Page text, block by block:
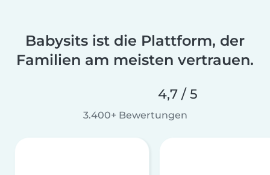
Babysits ist die Plattform, der
Familien am meisten vertrauen.
4,7 / 5
3.400+ Bewertungen